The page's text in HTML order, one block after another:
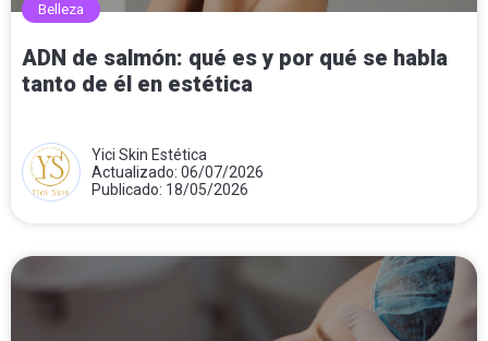
Belleza
ADN de salmón: qué es y por qué se habla
tanto de él en estética
Yici Skin Estética
Actualizado: 06/07/2026
Publicado: 18/05/2026